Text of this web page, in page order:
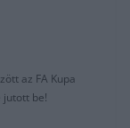
az FA Kupa
jutott be!